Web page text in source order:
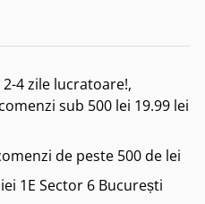
2-4 zile lucratoare!,
sub 500 lei 19.99 lei
de peste 500 de lei
1E Sector 6 București